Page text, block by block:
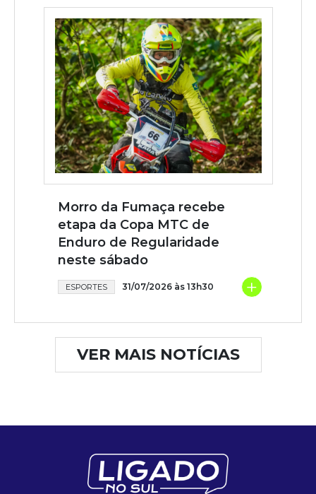
Morro da Fumaça recebe
etapa da Copa MTC de
Enduro de Regularidade
neste sábado
ESPORTES 31/07/2026 às 13h30 +
VER MAIS NOTÍCIAS